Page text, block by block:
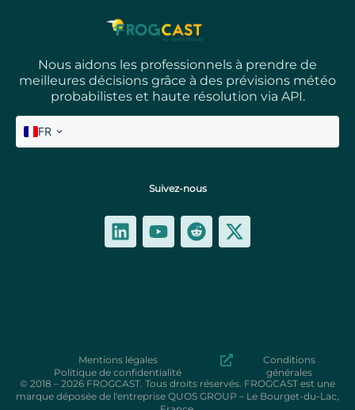
Nous aidons les professionnels à prendre de
meilleures décisions grâce à des prévisions météo
probabilistes et haute résolution via API.
FR
Suivez-nous
Mentions légales
Politique de confidentialité
Conditions
générales
© 2018 – 2026 FROGCAST. Tous droits réservés. FROGCAST est une
marque déposée de l'entreprise QUOS GROUP – Le Bourget-du-Lac,